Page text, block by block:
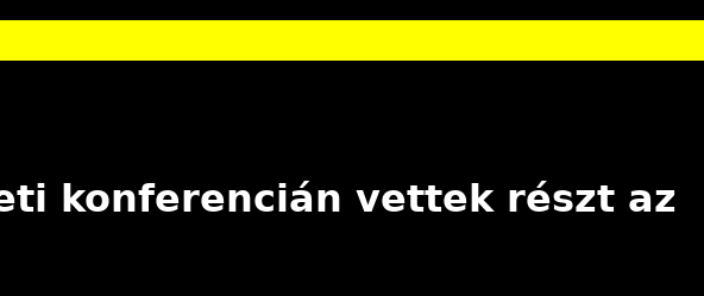
konferencián vettek részt az